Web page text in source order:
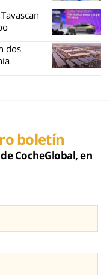
dos
boletín
CocheGlobal, en